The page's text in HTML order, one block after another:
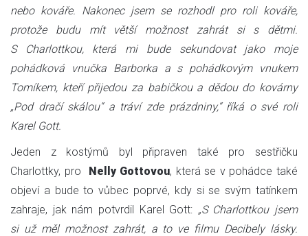
nebo kováře. Nakonec jsem se rozhodl pro roli kováře,
protože budu mít větší možnost zahrát si s dětmi.
S Charlottkou, která mi bude sekundovat jako moje
pohádková vnučka Barborka a s pohádkovým vnukem
Tomíkem, kteří přijedou za babičkou a dědou do kovárny
„Pod dračí skálou“ a tráví zde prázdniny,“ říká o své roli
Karel Gott.
Jeden z kostýmů byl připraven také pro sestřičku
Charlottky, pro Nelly Gottovou, která se v pohádce také
objeví a bude to vůbec poprvé, kdy si se svým tatínkem
zahraje, jak nám potvrdil Karel Gott: „S Charlottkou jsem
si už měl možnost zahrát, a to ve filmu Decibely lásky.